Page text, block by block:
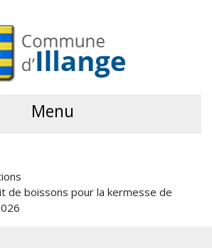
Menu
de boissons pour la kermesse de